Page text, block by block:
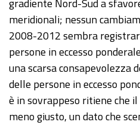
gradiente Nord-Sud a
meridionali; nessun
2008-2012 sembra
persone in eccesso
una scarsa consapevolezza
delle persone in eccesso
è in sovrappeso ritiene che
meno giusto, un dato che